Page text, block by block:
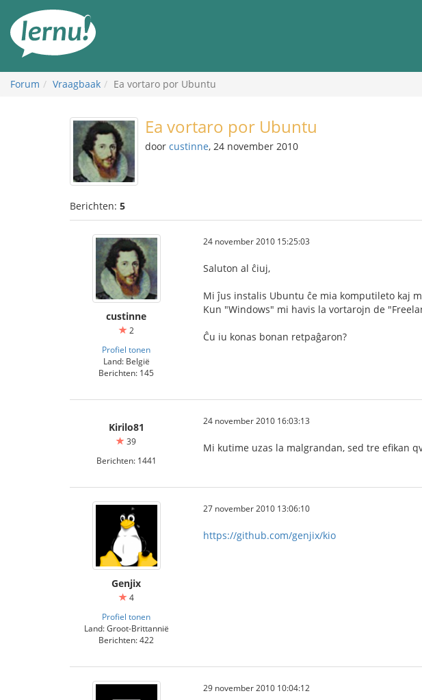
inhoud
Forum Vraagbaak Ea vortaro por Ubuntu
Ea vortaro por Ubuntu
door custinne, 24 november 2010
Berichten: 5
custinne
2
Profiel tonen
Land: België
Berichten: 145
24 november 2010 15:25:03
Saluton al ĉiuj,
Mi ĵus instalis Ubuntu ĉe mia komputileto kaj
Kun "Windows" mi havis la vortarojn de
Ĉu iu konas bonan retpaĝaron?
Kirilo81
39
Berichten: 1441
24 november 2010 16:03:13
Mi kutime uzas la malgrandan, sed tre efikan
Genjix
4
Profiel tonen
Land: Groot-Brittannië
Berichten: 422
27 november 2010 13:06:10
https://github.com/genjix/kio
29 november 2010 10:04:12